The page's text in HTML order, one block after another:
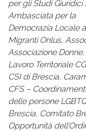
per gli Studi Giuridici
Ambasciata per la
Democrazia Locale
Migranti Onlus,
Associazione
Lavoro Territoriale
CSI di Brescia,
CFS –
delle persone
Brescia, Comitato
Opportunità